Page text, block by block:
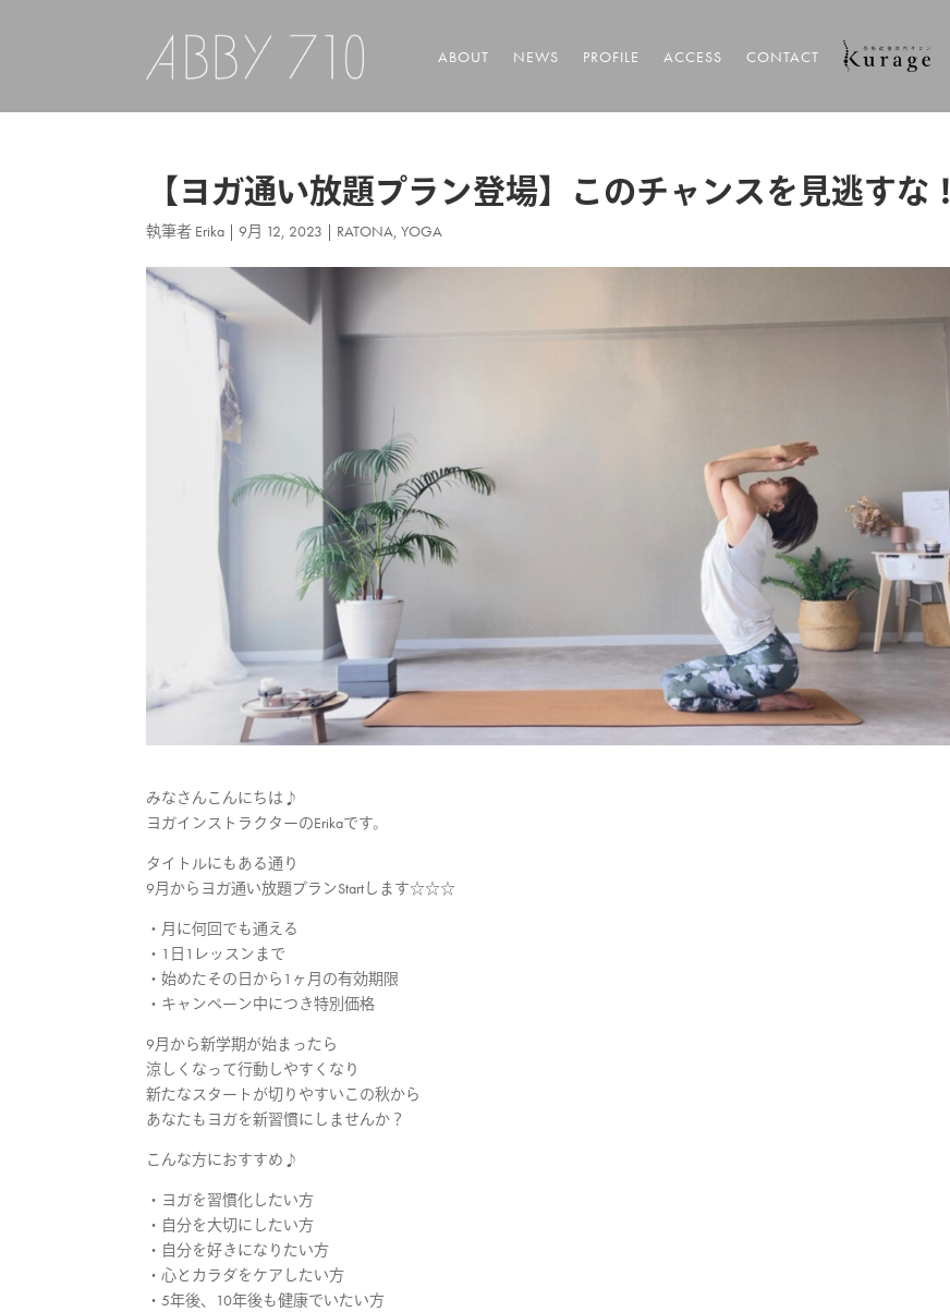
ABOUT NEWS PROFILE ACCESS CONTACT
【ヨガ通い放題プラン登場】このチャンスを見逃すな！
執筆者 Erika |9月 12, 2023 RATONA,YOGA
みなさんこんにちは♪
ヨガインストラクターのErikaです。
タイトルにもある通り
9月からヨガ通い放題プランStartします☆☆☆
・月に何回でも通える
・1日1レッスンまで
・始めたその日から1ヶ月の有効期限
・キャンペーン中につき特別価格
9月から新学期が始まったら
涼しくなって行動しやすくなり
新たなスタートが切りやすいこの秋から
あなたもヨガを新習慣にしませんか？
こんな方におすすめ♪
・ヨガを習慣化したい方
・自分を大切にしたい方
・自分を好きになりたい方
・心とカラダをケアしたい方
・5年後、10年後も健康でいたい方